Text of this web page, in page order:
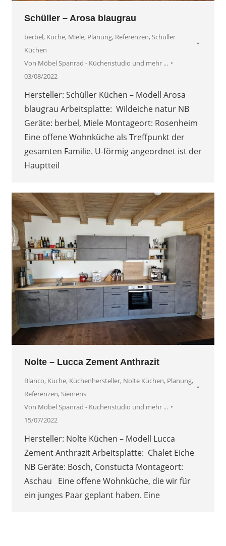
Schüller – Arosa blaugrau
berbel, Küche, Miele, Planung, Referenzen, Schüller
Küchen
Von Möbel Spanrad - Küchenstudio und mehr ...
03/08/2022
Hersteller: Schüller Küchen – Modell Arosa
blaugrau Arbeitsplatte: Wildeiche natur NB
Geräte: berbel, Miele Montageort: Rosenheim
Eine offene Wohnküche als Treffpunkt der
gesamten Familie. U-förmig angeordnet ist der
Hauptteil
Nolte – Lucca Zement Anthrazit
Blanco, Küche, Küchenhersteller, Nolte Küchen, Planung,
Referenzen, Siemens
Von Möbel Spanrad - Küchenstudio und mehr ...
15/07/2022
Hersteller: Nolte Küchen – Modell Lucca
Zement Anthrazit Arbeitsplatte: Chalet Eiche
NB Geräte: Bosch, Constucta Montageort:
Aschau Eine offene Wohnküche, die wir für
ein junges Paar geplant haben. Eine